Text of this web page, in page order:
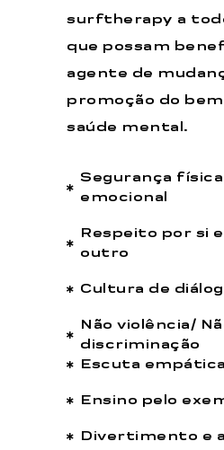
surftherapy a
que possam
agente de
promoção do
saúde mental.
Segurança física
emocional
Respeito por si
outro
Cultura de
Não violência/
discriminação
Escuta
Ensino pelo
Divertimento e